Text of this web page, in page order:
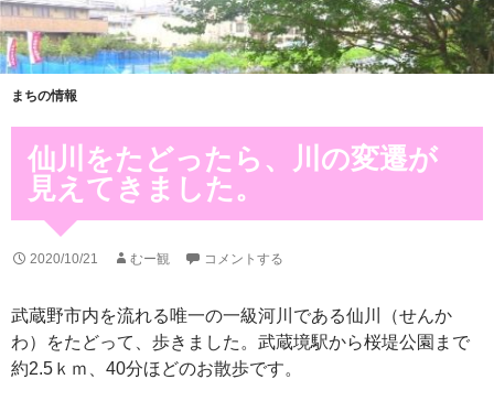
キ
ッ
プ
まちの情報
仙川をたどったら、川の変遷が
見えてきました。
2020/10/21 むー観 コメントする
武蔵野市内を流れる唯一の一級河川である仙川（せんか
わ）をたどって、歩きました。武蔵境駅から桜堤公園まで
約2.5ｋｍ、40分ほどのお散歩です。